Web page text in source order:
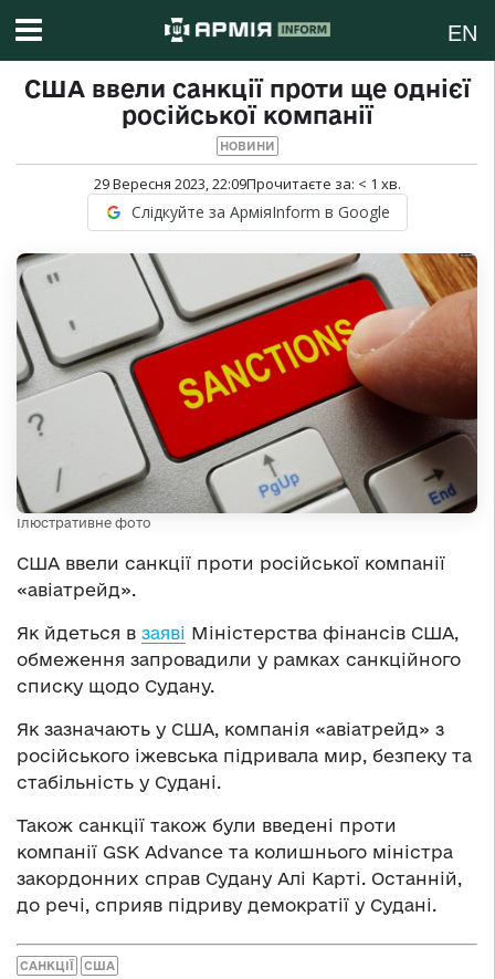
EN
США ввели санкції проти ще однієї
російської компанії
НОВИНИ
29 Вересня 2023, 22:09Прочитаєте за: < 1 хв.
Слідкуйте за АрміяInform в Google
Ілюстративне фото
США ввели санкції проти російської компанії
«авіатрейд».
Як йдеться в заяві Міністерства фінансів США,
обмеження запровадили у рамках санкційного
списку щодо Судану.
Як зазначають у США, компанія «авіатрейд» з
російського іжевська підривала мир, безпеку та
стабільність у Судані.
Також санкції також були введені проти
компанії GSK Advance та колишнього міністра
закордонних справ Судану Алі Карті. Останній,
до речі, сприяв підриву демократії у Судані.
САНКЦІЇ США